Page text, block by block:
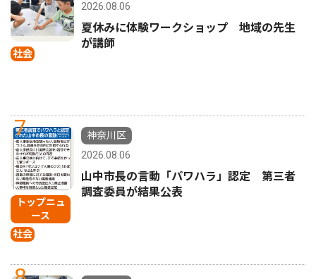
社会
2026.08.06
夏休みに体験ワークショップ 地域の先生
が講師
7
トップニュ
ース
社会
神奈川区
2026.08.06
山中市長の言動「パワハラ」認定 第三者
調査委員が結果公表